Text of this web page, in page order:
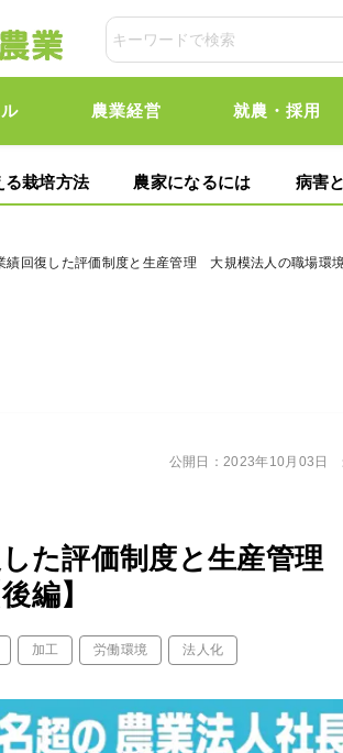
農業経営 就農・採用
る栽培方法 農家になるには 病害
績回復した評価制度と生産管理 大規模法人の職場環境
た評価制度と生産管
編】
加工 労働環境 法人化
公開日：2023年10月03日